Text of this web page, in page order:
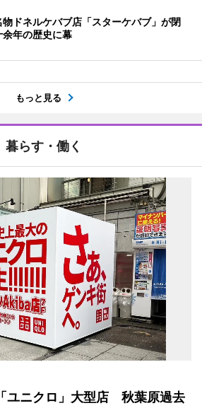
物ドネルケバブ店「スターケバブ」が閉
年の歴史に幕
もっと見る
暮らす・働く
ユニクロ」大型店 秋葉原過去